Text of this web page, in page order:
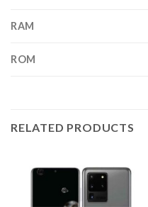
RAM
ROM
RELATED PRODUCTS